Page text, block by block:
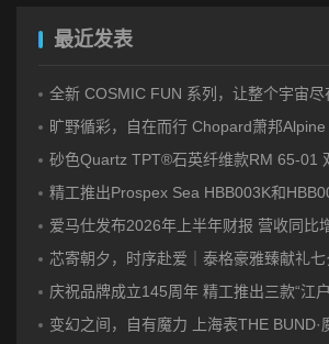
最近发表
全新 COSMIC FUN 系列，让整个宇宙尽
旷野循彩，自在而行 Chopard萧邦Alpine Eagle雪
砂色Quartz TPT®石英纤维款RM 65-01 双秒追
精工推出Prospex Sea HBB003K和HBB004K
爱马仕发布2026年上半年财报 营收同比
芯寄朝夕，时序赴爱｜泰格豪雅臻献礼七
庆祝品牌成立145周年 精工推出三款“江
变幻之间，自有魔力 上海表THE BUND·魔数系列星